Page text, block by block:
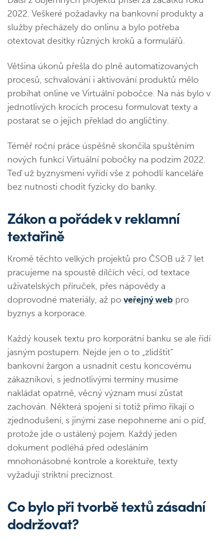
2022. Veškeré požadavky na bankovní produkty a
služby přecházely do onlinu a bylo potřeba
otextovat desítky různých kroků a formulářů.
Většina úkonů přešla do plně automatizovaných
procesů, schvalování i aktivování produktů mělo
probíhat online ve Virtuální pobočce. Na nás bylo v
jednotlivých krocích procesu formulovat texty a
postarat se o jejich překlad do angličtiny.
Téměř roční práce úspěšně skončila spuštěním
nových funkcí Virtuální pobočky na podzim 2022.
Teď už byznysmeni vyřídí vše z pohodlí kanceláře
bez nutnosti chodit fyzicky do banky.
Zákon a pořádek v reklamní
textařině
Kromě těchto velkých projektů pro ČSOB už 7 let
pracujeme na spoustě dílčích věcí, od textace
uživatelských příruček, přes nápovědy a
doprovodné materiály, až po veřejný web pro
byznys a korporace.
Každý kousek textu pro korporátní banku se ale řídí
jasným postupem. Nejde jen o to „zlidštit“
bankovní žargon a usnadnit cestu koncovému
zákazníkovi, s jednotlivými termíny musíme
nakládat opatrně, věcný význam musí zůstat
zachován. Některá spojení si totiž přímo říkají o
zjednodušení, s jinými zase nepohneme ani o píď,
protože jde o ustálený pojem. Každý jeden
dokument podléhá před odesláním
mnohonásobné kontrole a korektuře, texty
vyžadují striktní preciznost.
Co bylo při tvorbě textů zásadní
dodržovat?